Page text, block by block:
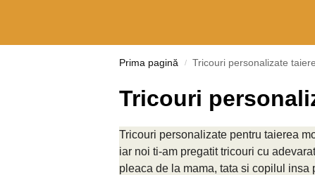
Prima pagină / Tricouri personalizate
Tricouri
Tricouri personalizate pentru taierea
iar noi ti-am pregatit tricouri cu
pleaca de la mama, tata si copilul